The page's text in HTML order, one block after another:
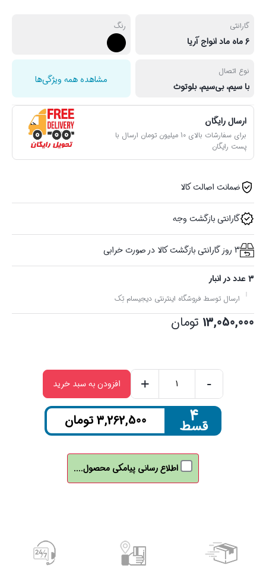
گارانتی
6 ماه ماد انواج آریا
رنگ
نوع اتصال
با سیم، بی‌سیم، بلوتوث
مشاهده همه ویژگی‌ها
ارسال رایگان
برای سفارشات بالای 10 میلیون تومان ارسال با
پست رایگان
ضمانت اصالت کالا
گارانتی بازگشت وجه
3 روز گارانتی بازگشت کالا در صورت خرابی
3 عدد در انبار
ارسال توسط فروشگاه اینترنتی دیجیسام تِک
13,050,000 تومان
پارتی
باکس
-
+ افزودن به سبد خرید
۴
قسط 3,262,500تومان
اطلاع رسانی پیامکی محصول....